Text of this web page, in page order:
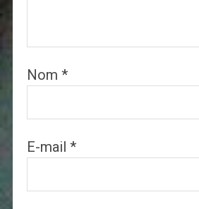
Nom *
E-mail *